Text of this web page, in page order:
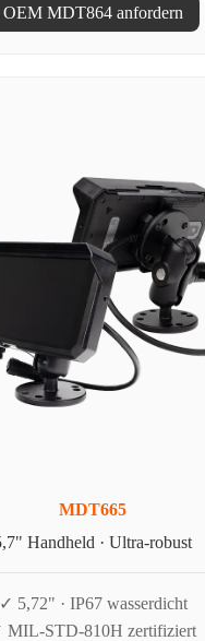
OEM MDT864 anfordern
MDT665
Handheld · Ultra-robust
✓ 5,72" · IP67 wasserdicht
MIL-STD-810H zertifiziert